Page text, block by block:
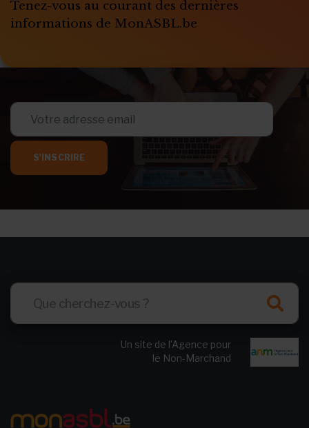
Tenez-vous au courant des dernières
informations de MonASBL.be
S'INSCRIRE
Un site de l’Agence pour
le Non-Marchand